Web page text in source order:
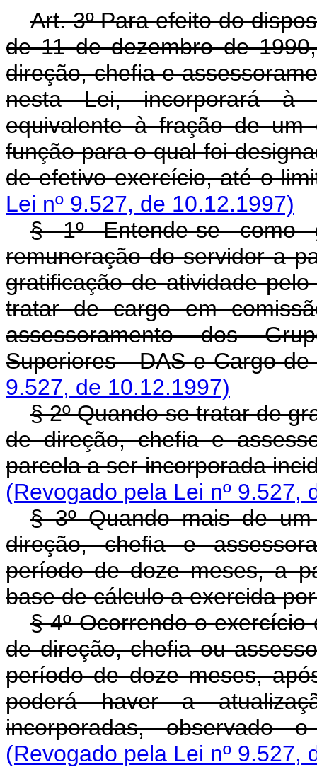
Art. 3º Para efeito do
de 11 de dezembro de
direção, chefia e
nesta Lei, incorporará à
equivalente à fração de
função para o qual foi
de efetivo exercício, até o
Lei nº 9.527, de 10.12.1997)
§ 1º Entende-se como
remuneração do servidor a
gratificação de atividade
tratar de cargo em
assessoramento dos
Superiores - DAS e Cargo
9.527, de 10.12.1997)
§ 2º Quando se tratar de
de direção, chefia e
parcela a ser incorporada
(Revogado pela Lei nº 9.527,
§ 3º Quando mais de
direção, chefia e
período de doze meses, a
base de cálculo a exercida
§ 4º Ocorrendo o
de direção, chefia ou
período de doze meses,
poderá haver a
incorporadas, observado
(Revogado pela Lei nº 9.527,